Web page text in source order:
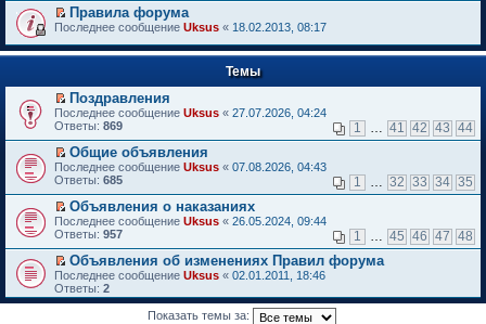
й
т
и
к
п
р
о
м
у
н
е
п
о
ч
и
т
а
н
н
о
м
П
р
т
и
к
п
е
р
в
о
м
у
н
е
р
о
ч
и
Правила форума
Последнее сообщение Uksus « 18.02.2013, 08:17
Темы
П
е
е
й
т
и
к
п
е
р
в
о
м
у
н
Поздравления
Последнее сообщение Uksus « 27.07.2026, 04:24
Ответы: 869 1 41 42 43 44
П
е
е
й
т
и
к
п
е
р
в
Общие объявления
Последнее сообщение Uksus « 07.08.2026, 04:43
Ответы: 685 1 32 33 34 35
П
е
е
й
т
и
Объявления о наказаниях
Последнее сообщение Uksus « 26.05.2024, 09:44
Ответы: 957 1 45 46 47 48
П
е
р
Объявления об изменениях Правил форума
Последнее сообщение Uksus « 02.01.2011, 18:46
Ответы: 2
Показать темы за: